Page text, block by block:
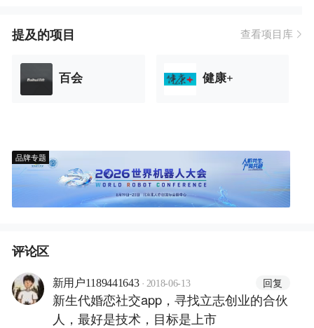
提及的项目 查看项目库
百会 健康+
品牌专题
评论区
新用户1189441643 · 2018-06-13 回复
新生代婚恋社交app，寻找立志创业的合伙
人，最好是技术，目标是上市